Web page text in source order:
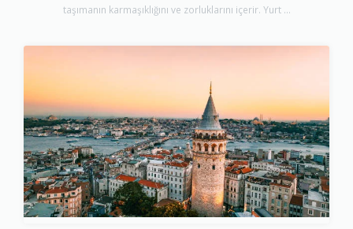
taşımanın karmaşıklığını ve zorluklarını içerir. Yurt ...